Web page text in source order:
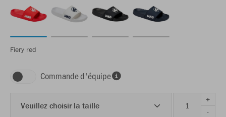
Fiery red
Commande d'équipe
Veuillez choisir la taille
+
-